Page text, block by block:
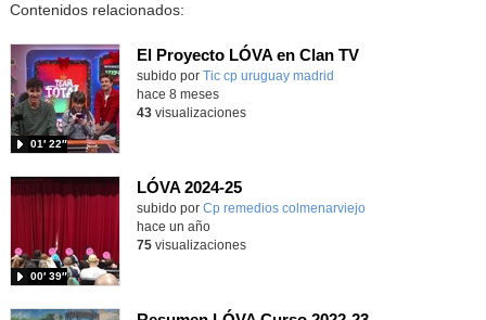
Contenidos relacionados:
El Proyecto LÓVA en Clan TV
Contenido educativo.
subido por Tic cp uruguay madrid
01′ 22″
hace 8 meses
43visualizaciones
LÓVA 2024-25
Contenido educativo.
subido por Cp remedios colmenarviejo
00′ 39″
-
hace un año
75visualizaciones